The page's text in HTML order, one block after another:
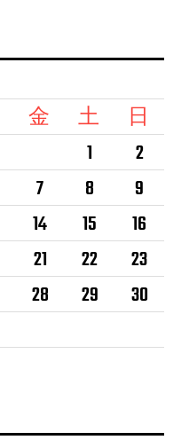
金 土
日
1
2
7 8
9
14 15
16
21 22
23
28 29
30